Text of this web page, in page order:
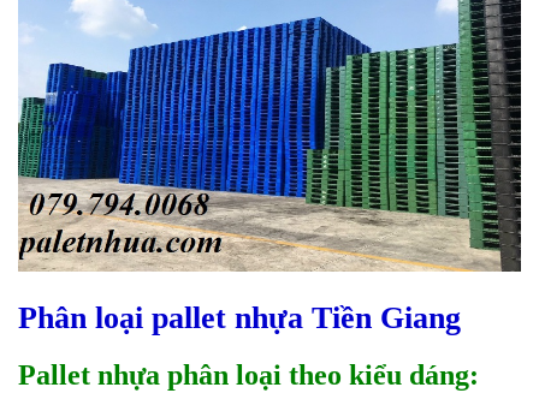
Phân loại pallet nhựa Tiền Giang
Pallet nhựa phân loại theo kiểu dáng: